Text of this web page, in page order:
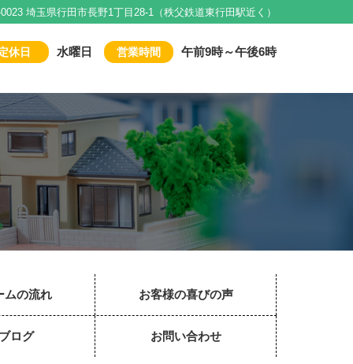
埼玉県行田市長野1丁目28-1（秩父鉄道東行田駅近く）
営業時間 午前9時～午後6時
休日 水曜日
ムの流れ お客様の喜びの声
ログ お問い合わせ